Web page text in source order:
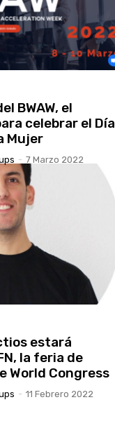
BWAW, el
celebrar el Día
Mujer
- 7 Marzo 2022
estará
la feria de
World Congress
- 11 Febrero 2022